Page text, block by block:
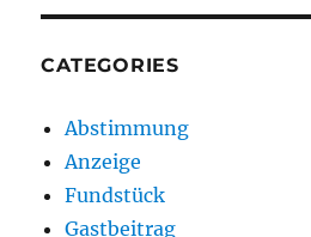
CATEGORIES
Abstimmung
Anzeige
Fundstück
Gastbeitrag